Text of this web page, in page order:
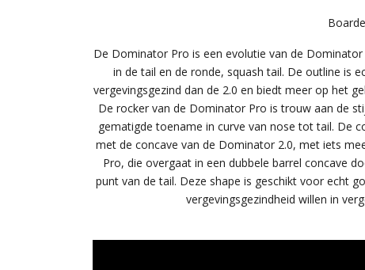
De Dominator Pro is een evolutie van de
in de tail en de ronde, squash tail. De outline is
vergevingsgezind dan de 2.0 en biedt meer op het
De rocker van de Dominator Pro is trouw aan de
gematigde toename in curve van nose tot tail. De
met de concave van de Dominator 2.0, met iets
Pro, die overgaat in een dubbele barrel concave
punt van de tail. Deze shape is geschikt voor echt
vergevingsgezindheid willen in